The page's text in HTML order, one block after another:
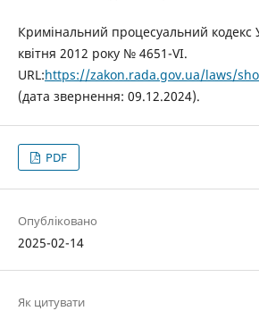
Кримінальний процесуальний кодекс
квітня 2012 року № 4651-VI.
URL:https://zakon.rada.gov.ua/laws/
(дата звернення: 09.12.2024).
PDF
Опубліковано
2025-02-14
Як цитувати